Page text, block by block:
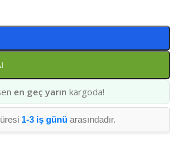
en geç yarın kargoda!
1-3 iş günüarasındadır.